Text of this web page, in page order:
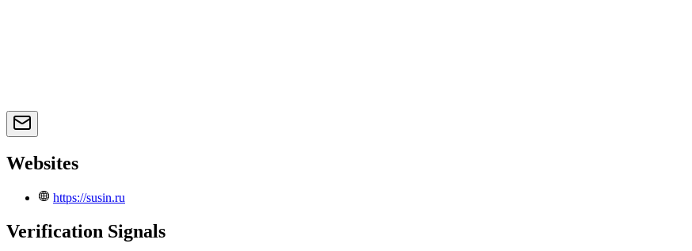
Websites
https://susin.ru
Verification Signals